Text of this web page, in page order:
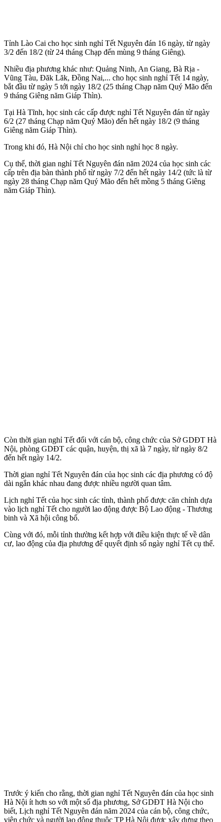
Tỉnh Lào Cai cho học sinh nghỉ Tết Nguyên đán 16 ngày, từ ngày
3/2 đến 18/2 (từ 24 tháng Chạp đến mùng 9 tháng Giêng).
Nhiều địa phương khác như: Quảng Ninh, An Giang, Bà Rịa -
Vũng Tàu, Đăk Lăk, Đồng Nai,... cho học sinh nghỉ Tết 14 ngày,
bắt đầu từ ngày 5 tới ngày 18/2 (25 tháng Chạp năm Quý Mão đến
9 tháng Giêng năm Giáp Thìn).
Tại Hà Tĩnh, học sinh các cấp được nghỉ Tết Nguyên đán từ ngày
6/2 (27 tháng Chạp năm Quý Mão) đến hết ngày 18/2 (9 tháng
Giêng năm Giáp Thìn).
Trong khi đó, Hà Nội chỉ cho học sinh nghỉ học 8 ngày.
Cụ thể, thời gian nghỉ Tết Nguyên đán năm 2024 của học sinh các
cấp trên địa bàn thành phố từ ngày 7/2 đến hết ngày 14/2 (tức là từ
ngày 28 tháng Chạp năm Quý Mão đến hết mồng 5 tháng Giêng
năm Giáp Thìn).
Còn thời gian nghỉ Tết đối với cán bộ, công chức của Sở GDĐT Hà
Nội, phòng GDĐT các quận, huyện, thị xã là 7 ngày, từ ngày 8/2
đến hết ngày 14/2.
Thời gian nghỉ Tết Nguyên đán của học sinh các địa phương có độ
dài ngắn khác nhau đang được nhiều người quan tâm.
Lịch nghỉ Tết của học sinh các tỉnh, thành phố được căn chỉnh dựa
vào lịch nghỉ Tết cho người lao động được Bộ Lao động - Thương
binh và Xã hội công bố.
Cùng với đó, mỗi tỉnh thường kết hợp với điều kiện thực tế về dân
cư, lao động của địa phương để quyết định số ngày nghỉ Tết cụ thể.
Trước ý kiến cho rằng, thời gian nghỉ Tết Nguyên đán của học sinh
Hà Nội ít hơn so với một số địa phương, Sở GDĐT Hà Nội cho
biết, Lịch nghỉ Tết Nguyên đán năm 2024 của cán bộ, công chức,
viên chức và người lao động thuộc TP Hà Nội được xây dựng theo